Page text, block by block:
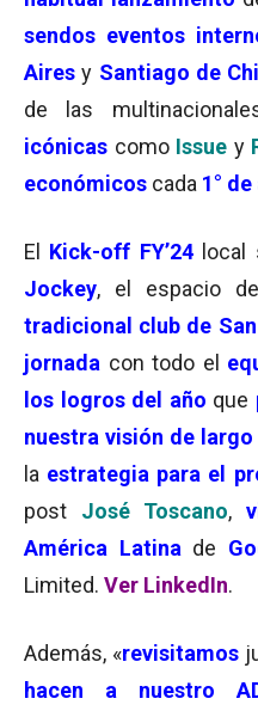
sendos eventos
Aires y Santiago de
de las
icónicas como Issue y
económicos cada 1° de
El Kick-off FY’24local
Jockey, el espacio de
tradicional club de
jornada con todo el
los logros del año que
nuestra visión de largo
la estrategia para el
post José Toscano,
América Latina de
Limited. Ver LinkedIn.
Además, «revisitamos
hacen a nuestro